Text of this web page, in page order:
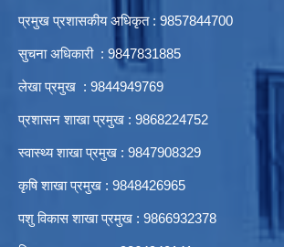
प्रमुख प्रशासकीय अधिकृत : 9857844700
सुचना अधिकारी : 9847831885
लेखा प्रमुख : 9844949769
प्रशासन शाखा प्रमुख : 9868224752
स्वास्थ्य शाखा प्रमुख : 9847908329
कृषि शाखा प्रमुख : 9848426965
पशु विकास शाखा प्रमुख : 9866932378